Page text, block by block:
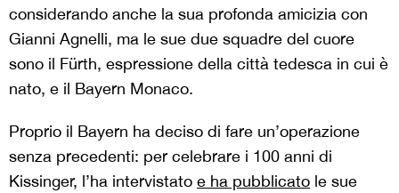
considerando anche la sua profonda amicizia con
Gianni Agnelli, ma le sue due squadre del cuore
sono il Fürth, espressione della città tedesca in cui è
nato, e il Bayern Monaco.
Proprio il Bayern ha deciso di fare un’operazione
senza precedenti: per celebrare i 100 anni di
Kissinger, l’ha intervistato e ha pubblicato le sue